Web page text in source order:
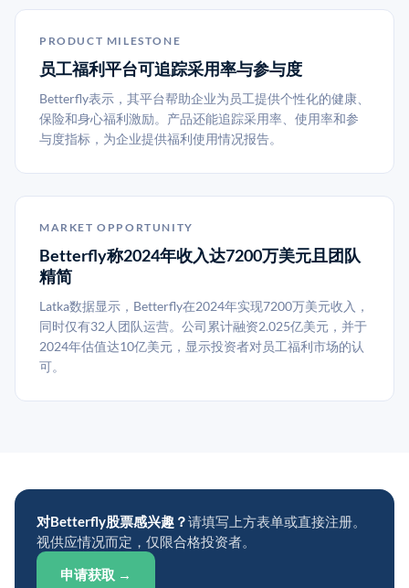
PRODUCT MILESTONE
员工福利平台可追踪采用率与参与度
Betterfly表示，其平台帮助企业为员工提供个性化的健康、
保险和身心福利激励。产品还能追踪采用率、使用率和参
与度指标，为企业提供福利使用情况报告。
MARKET OPPORTUNITY
Betterfly称2024年收入达7200万美元且团队
精简
Latka数据显示，Betterfly在2024年实现7200万美元收入，
同时仅有32人团队运营。公司累计融资2.025亿美元，并于
2024年估值达10亿美元，显示投资者对员工福利市场的认
可。
对Betterfly股票感兴趣？请填写上方表单或直接注册。
视供应情况而定，仅限合格投资者。
申请获取 →